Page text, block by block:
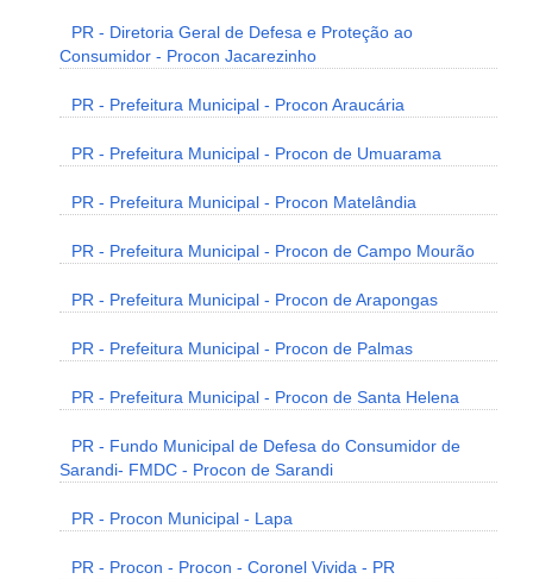
PR - Diretoria Geral de Defesa e Proteção ao
Consumidor - Procon Jacarezinho
PR - Prefeitura Municipal - Procon Araucária
PR - Prefeitura Municipal - Procon de Umuarama
PR - Prefeitura Municipal - Procon Matelândia
PR - Prefeitura Municipal - Procon de Campo Mourão
PR - Prefeitura Municipal - Procon de Arapongas
PR - Prefeitura Municipal - Procon de Palmas
PR - Prefeitura Municipal - Procon de Santa Helena
PR - Fundo Municipal de Defesa do Consumidor de
Sarandi- FMDC - Procon de Sarandi
PR - Procon Municipal - Lapa
PR - Procon - Procon - Coronel Vivida - PR